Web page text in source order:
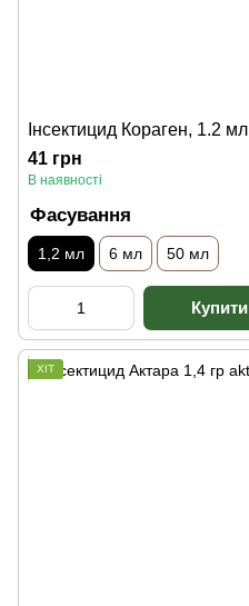
Інсектицид Кораген, 1.2 мл
41 грн
В наявності
Фасування
1,2 мл 6 мл 50 мл
ХІТ